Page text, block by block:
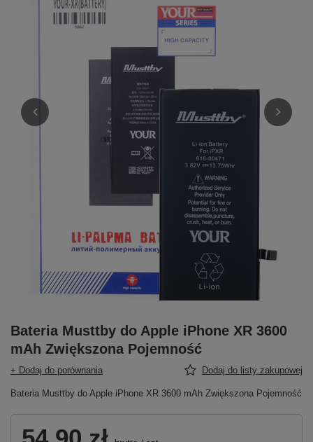
Bateria Musttby do Apple iPhone XR 3600
mAh Zwiększona Pojemność
+ Dodaj do porównania Dodaj do listy zakupowej
Bateria Musttby do Apple iPhone XR 3600 mAh Zwiększona Pojemność